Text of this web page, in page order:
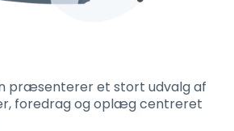
præsenterer et stort udvalg af
foredrag og oplæg centreret